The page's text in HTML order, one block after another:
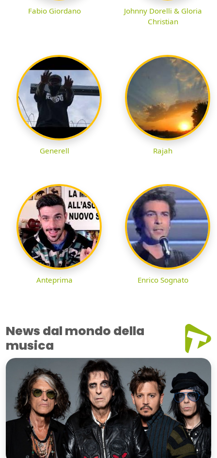
Fabio Giordano
Johnny Dorelli & Gloria
Christian
Generell Rajah
Anteprima Enrico Sognato
News dal mondo della
musica